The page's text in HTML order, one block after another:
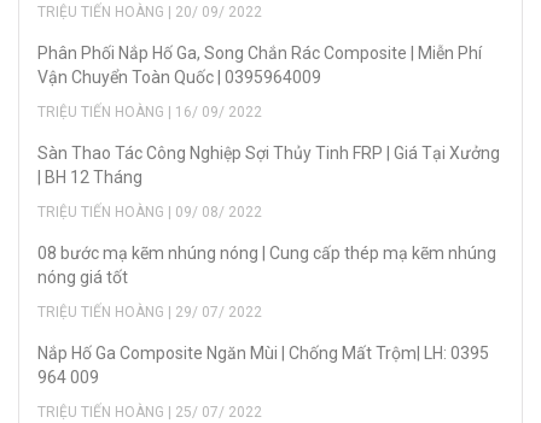
TRIỆU TIẾN HOÀNG | 20/ 09/ 2022
Phân Phối Nắp Hố Ga, Song Chắn Rác Composite | Miễn Phí
Vận Chuyển Toàn Quốc | 0395964009
TRIỆU TIẾN HOÀNG | 16/ 09/ 2022
Sàn Thao Tác Công Nghiệp Sợi Thủy Tinh FRP | Giá Tại Xưởng
| BH 12 Tháng
TRIỆU TIẾN HOÀNG | 09/ 08/ 2022
08 bước mạ kẽm nhúng nóng | Cung cấp thép mạ kẽm nhúng
nóng giá tốt
TRIỆU TIẾN HOÀNG | 29/ 07/ 2022
Nắp Hố Ga Composite Ngăn Mùi | Chống Mất Trộm| LH: 0395
964 009
TRIỆU TIẾN HOÀNG | 25/ 07/ 2022